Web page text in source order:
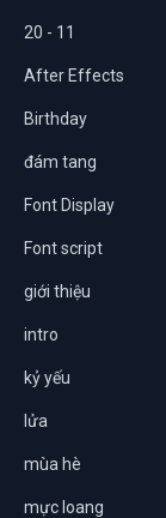
20 - 11
After Effects
Birthday
đám tang
Font Display
Font script
giới thiệu
intro
kỷ yếu
lửa
mùa hè
mực loang